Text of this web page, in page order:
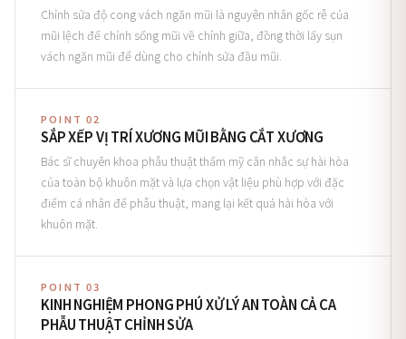
Chỉnh sửa độ cong vách ngăn mũi là nguyên nhân gốc rễ của
mũi lệch để chỉnh sống mũi về chính giữa, đồng thời lấy sụn
vách ngăn mũi để dùng cho chỉnh sửa đầu mũi.
POINT 02
SẮP XẾP VỊ TRÍ XƯƠNG MŨI BẰNG CẮT XƯƠNG
Bác sĩ chuyên khoa phẫu thuật thẩm mỹ cân nhắc sự hài hòa
của toàn bộ khuôn mặt và lựa chọn vật liệu phù hợp với đặc
điểm cá nhân để phẫu thuật, mang lại kết quả hài hòa với
khuôn mặt.
POINT 03
KINH NGHIỆM PHONG PHÚ XỬ LÝ AN TOÀN CẢ CA
PHẪU THUẬT CHỈNH SỬA